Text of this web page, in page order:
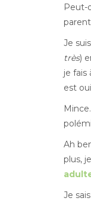
Peut-
Je
très)
je fais
est
Ah
plus,
Je